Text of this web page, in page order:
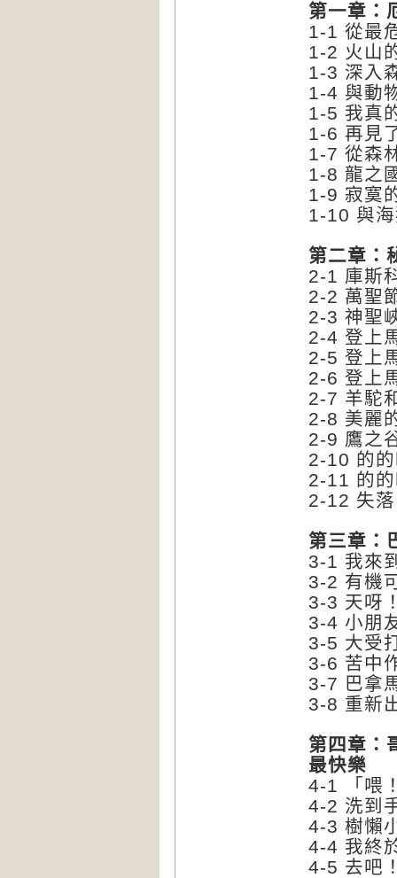
第一章：
1-1 從最
1-2 火山
1-3 深入
1-4 與動
1-5 我真
1-6 再見
1-7 從森
1-8 龍之
1-9 寂寞
1-10 與
第二章：
2-1 庫斯
2-2 萬聖
2-3 神聖
2-4 登上
2-5 登上
2-6 登上
2-7 羊駝
2-8 美麗
2-9 鷹之
2-10 的
2-11 的
2-12 失
第三章：
3-1 我來
3-2 有機
3-3 天呀
3-4 小朋
3-5 大受
3-6 苦中
3-7 巴拿
3-8 重新
第四章：
最快樂
4-1 「喂
4-2 洗到
4-3 樹懶
4-4 我終
4-5 去吧